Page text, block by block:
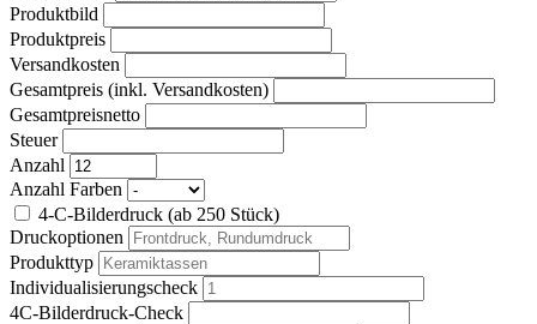
Produktbild
Produktpreis
Versandkosten
Gesamtpreis (inkl. Versandkosten)
Gesamtpreisnetto
Steuer
Anzahl
Anzahl Farben
4-C-Bilderdruck (ab 250 Stück)
Druckoptionen
Produkttyp
Individualisierungscheck
4C-Bilderdruck-Check